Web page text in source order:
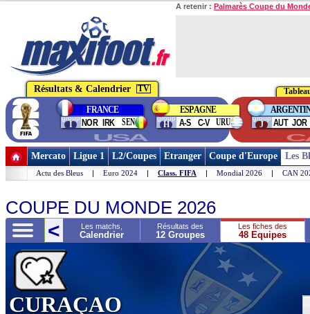
A retenir : Palmarès Coupe du
Résultats & Calendrier TV
group
I
FRANCE
SEN
NOR IRK group
H
ESPAGNE
URU
A-S C-V group
J
AUT JOR
USA
Mercato Ligue 1 L2/Coupes Etranger Coupe d'Europe Les
Actu des Bleus | Euro 2024 | Class. FIFA | Mondial 2026 | CAN
COUPE DU MONDE 2026
> < Les matchs,
Calendrier
Résultats des
12 Groupes
Les fiches des
48 Equipes
CURAÇAO
Choisir une